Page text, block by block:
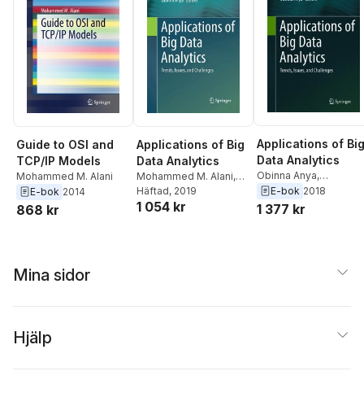
Guide to OSI and
TCP/IP Models
Mohammed M. Alani
E-bok 2014
868 kr
Applications of Big
Data Analytics
Mohammed M. Alani,
Hissam Tawfik
Mohammed Saeed
Häftad, 2019
1 054 kr
Applications of Big
Data Analytics
Obinna Anya,
Mohammed Saeed
Hissam Tawfik
E-bok 2018
1 377 kr
Mina sidor
Hjälp